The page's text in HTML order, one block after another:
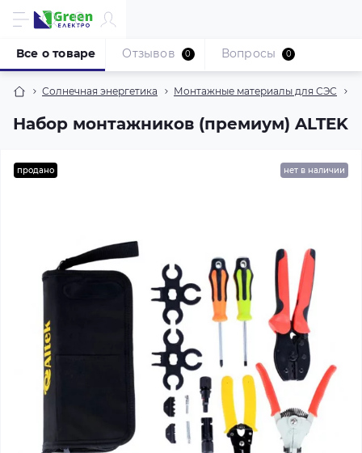
Солнечная энергетика Монтажные материалы для СЭС
Набор монтажников (премиум) ALTEK
Все о товаре Отзывов 0 Вопросы 0
продано нет в наличии